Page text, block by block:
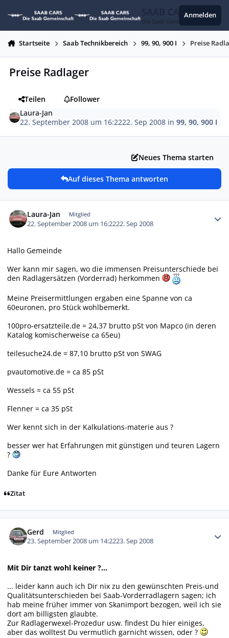
SAAB CARS
Die Saab Gemeinschaft
Anmelden
Startseite Saab Technikbereich 99, 90, 900 I Preise
Preise Radlager
Teilen
Follower
Laura-Jan
22. September 2008 um 16:2222. Sep 2008 in99, 90, 900 I
Neues Thema starten
Auf dieses Thema antworten
Laura-Jan Mitglied
22. September 2008 um 16:2222. Sep 2008
Hallo Gemeinde
Wer kann mir sagen, wo die immensen Preisunterschiede bei
den Radlagersätzen (Vorderrad) herkommen
Meine Preisermittlungen ergaben eine Spanne von ca
60euronen, pro Stück wohlbemerkt.
100pro-ersatzteile.de = 24,37 brutto pSt von Mapco (in deren
Katalog komischerweise ca 65eu)
teilesuche24.de = 87,10 brutto pSt von SWAG
pvautomotive.de = ca 85 pSt
Wessels = ca 55 pSt
Flenner = ca 35 pSt
Wer kennt sich in der Kalkulations-materie aus ?
besser wer hat Erfahrungen mit günstigen und teuren Lagern
?
Danke für Eure Antworten
Zitat
Gerd Mitglied
23. September 2008 um 14:2223. Sep 2008
Mit Dir tanzt wohl keiner ?...
... leider kann auch ich Dir nix zu den gewünschten Preis-und
Qualitätsunterschieden bei Saab-Vorderradlagern sagen; ich
hab meine früher immer von Skanimport bezogen, weil ich sie
dort am billigsten glaubte.
Zur Radlagerwexel-Prozedur usw. findest Du hier einiges,
aber das wolltest Du vermutlich garnicht wissen, oder ?